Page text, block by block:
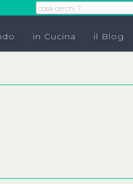
in Cucina il Blog